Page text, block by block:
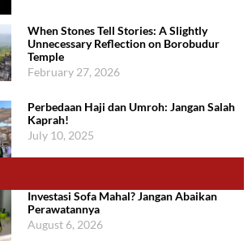
When Stones Tell Stories: A Slightly
Unnecessary Reflection on Borobudur
Temple
February 27, 2026
Perbedaan Haji dan Umroh: Jangan Salah
Kaprah!
July 10, 2025
Investasi Sofa Mahal? Jangan Abaikan
Perawatannya
August 6, 2026